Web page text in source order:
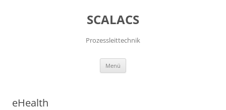
SCALACS
Prozessleittechnik
Menü
eHealth